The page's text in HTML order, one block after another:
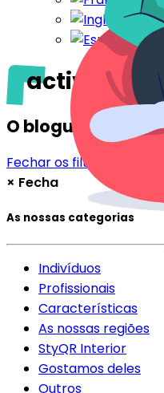
actividades
O blogue
Fechar os filtros
× Fecha
As nossas categorias
Indivíduos
Profissionais
Características
As nossas regiões
StyQR Interior
Gostamos deles
Outros